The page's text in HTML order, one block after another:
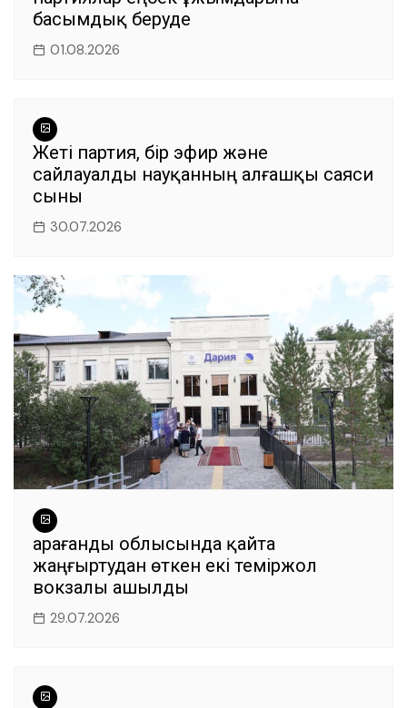
басымдық беруде
01.08.2026
Жеті партия, бір эфир және
сайлауалды науқанның алғашқы саяси
сыны
30.07.2026
Қарағанды облысында қайта
жаңғыртудан өткен екі теміржол
вокзалы ашылды
29.07.2026